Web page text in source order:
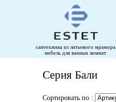
сантехника из литьевого мрамора
мебель для ванных комнат
Серия Бали
Сортировать по :